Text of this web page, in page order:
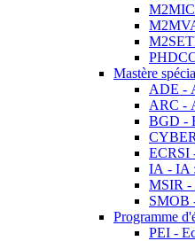
Mastère
ADE -
ARC -
BGD -
ECRSI
IA - IA
MSIR -
SMOB
Programme
PEI -